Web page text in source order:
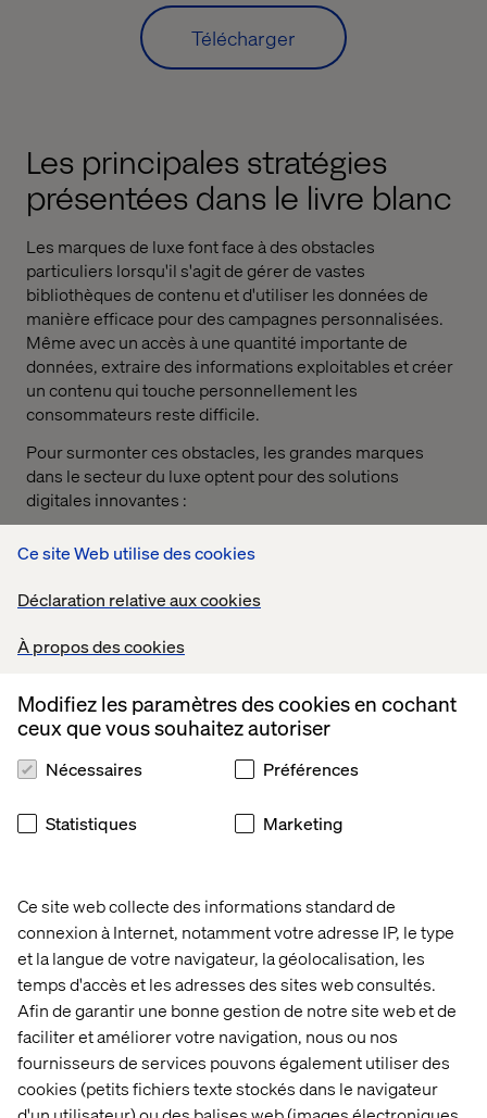
Ce site Web utilise des cookies
Déclaration relative aux cookies
À propos des cookies
Ce site web collecte des informations standard de
connexion à Internet, notamment votre adresse IP, le type
et la langue de votre navigateur, la géolocalisation, les
temps d'accès et les adresses des sites web consultés.
Afin de garantir une bonne gestion de notre site web et de
faciliter et améliorer votre navigation, nous ou nos
fournisseurs de services pouvons également utiliser des
cookies (petits fichiers texte stockés dans le navigateur
Modifiez les paramètres des cookies en cochant
ceux que vous souhaitez autoriser
Nécessaires Préférences
Statistiques Marketing
Télécharger
Les principales stratégies
présentées dans le livre blanc
Les marques de luxe font face à des obstacles
particuliers lorsqu'il s'agit de gérer de vastes
bibliothèques de contenu et d'utiliser les données de
manière efficace pour des campagnes personnalisées.
Même avec un accès à une quantité importante de
données, extraire des informations exploitables et créer
un contenu qui touche personnellement les
consommateurs reste difficile.
Pour surmonter ces obstacles, les grandes marques
dans le secteur du luxe optent pour des solutions
digitales innovantes :
: Elle améliore l'efficacité des flux de travail et assure
technologie optimise la diffusion de contenu,
Analyse prédictive: En anticipant le comportement
des clients, cette méthode aide à créer des
expériences qui encouragent la fidélité.
contenu et une gestion précise du budget.
du luxe, ce qui permet aux marques de créer des liens
plus profonds avec leurs clients et de rester
compétitives sur un marché en constante évolution.
APERÇU